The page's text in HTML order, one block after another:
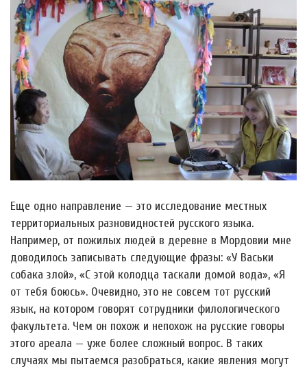
Еще одно направление — это исследование местных
территориальных разновидностей русского языка.
Например, от пожилых людей в деревне в Мордовии мне
доводилось записывать следующие фразы: «У Васьки
собака злой», «С этой колодца таскали домой вода», «Я
от тебя боюсь». Очевидно, это не совсем тот русский
язык, на котором говорят сотрудники филологического
факультета. Чем он похож и непохож на русские говоры
этого ареала — уже более сложный вопрос. В таких
случаях мы пытаемся разобраться, какие явления могут